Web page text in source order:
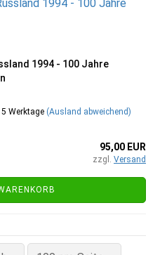
1994 - 100 Jahre
5 Werktage (Ausland abweichend)
95,00 EUR
zzgl. Versand